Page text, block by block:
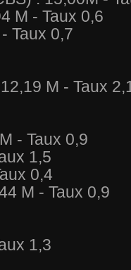
M - Taux 0,6
Taux 0,7
M - Taux
- Taux 0,9
1,5
0,4
M - Taux 0,9
1,3